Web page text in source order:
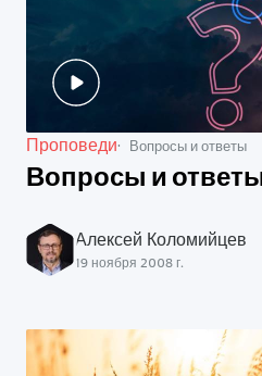
Проповеди Вопросы и ответы
Вопросы и
Алексей Коломийцев
19 ноября 2008 г.